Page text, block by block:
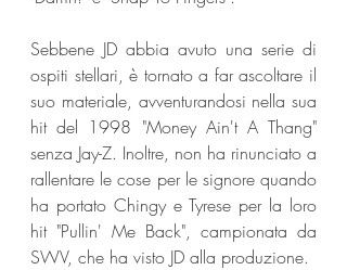
Sebbene JD abbia avuto una serie di
ospiti stellari, è tornato a far ascoltare il
suo materiale, avventurandosi nella sua
hit del 1998 "Money Ain't A Thang"
senza Jay-Z. Inoltre, non ha rinunciato a
rallentare le cose per le signore quando
ha portato Chingy e Tyrese per la loro
hit "Pullin' Me Back", campionata da
SWV, che ha visto JD alla produzione.